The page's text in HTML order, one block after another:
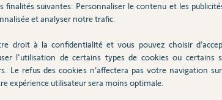
toutes les réponses
Alarme active mais qui ne fonctionne pas
suite à
finalités suivantes: Personnaliser le contenu et les
et analyser notre trafic.
droit à la confidentialité et vous pouvez choisir
l'utilisation de certains types de cookies ou certains
Le refus des cookies n’affectera pas votre navigation
expérience utilisateur sera moins optimale.